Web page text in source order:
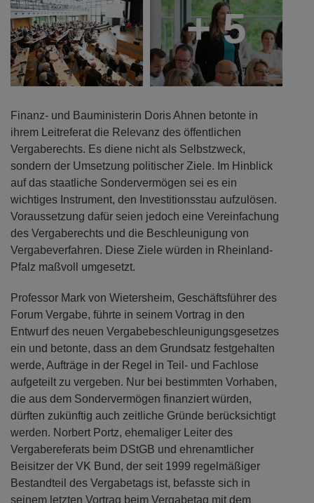
+ 5
Finanz- und Bauministerin Doris Ahnen betonte in
ihrem Leitreferat die Relevanz des öffentlichen
Vergaberechts. Es diene nicht als Selbstzweck,
sondern der Umsetzung politischer Ziele. Im Hinblick
auf das staatliche Sondervermögen sei es ein
wichtiges Instrument, den Investitionsstau aufzulösen.
Voraussetzung dafür seien jedoch eine Vereinfachung
des Vergaberechts und die Beschleunigung von
Vergabeverfahren. Diese Ziele würden in Rheinland-
Pfalz maßvoll umgesetzt.
Professor Mark von Wietersheim, Geschäftsführer des
Forum Vergabe, führte in seinem Vortrag in den
Entwurf des neuen Vergabebeschleunigungsgesetzes
ein und betonte, dass an dem Grundsatz festgehalten
werde, Aufträge in der Regel in Teil- und Fachlose
aufgeteilt zu vergeben. Nur bei bestimmten Vorhaben,
die aus dem Sondervermögen finanziert würden,
dürften zukünftig auch zeitliche Gründe berücksichtigt
werden. Norbert Portz, ehemaliger Leiter des
Vergabereferats beim DStGB und ehrenamtlicher
Beisitzer der VK Bund, der seit 1999 regelmäßiger
Bestandteil des Vergabetags ist, befasste sich in
seinem letzten Vortrag beim Vergabetag mit dem